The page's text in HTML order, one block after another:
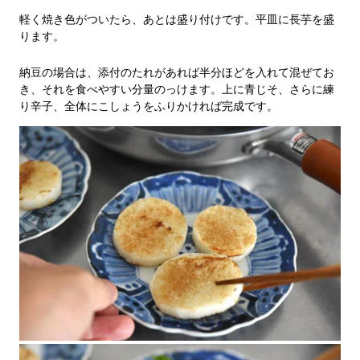
軽く焼き色がついたら、あとは盛り付けです。平皿に長芋を盛
ります。
納豆の場合は、添付のたれがあれば半分ほどを入れて混ぜてお
き、それを食べやすい分量のっけます。上に青じそ、さらに練
り辛子、全体にこしょうをふりかければ完成です。